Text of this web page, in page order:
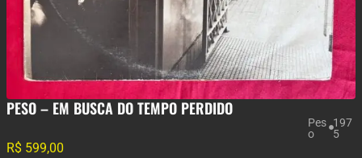
PESO – EM BUSCA DO TEMPO PERDIDO
Pes
o
197
5
R$ 599,00